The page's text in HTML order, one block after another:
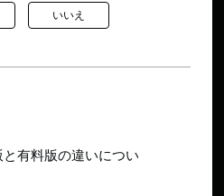
いいえ
有料版の違いについ